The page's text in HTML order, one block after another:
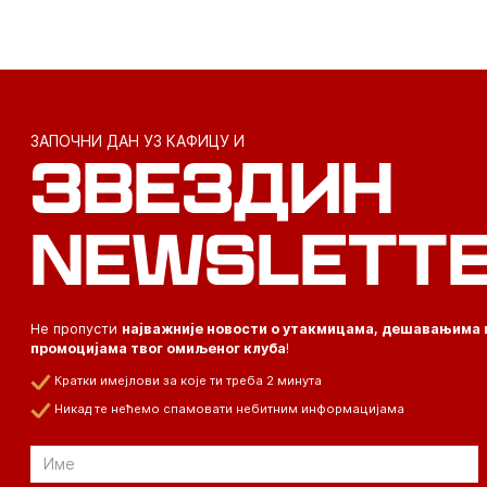
ЗАПОЧНИ ДАН УЗ КАФИЦУ И
ЗВЕЗДИН
Не пропусти најважније новости о утакмицама, дешавањима
промоцијама твог омиљеног клуба!
Кратки имејлови за које ти треба 2 минута
Никад те нећемо спамовати небитним информацијама
Email